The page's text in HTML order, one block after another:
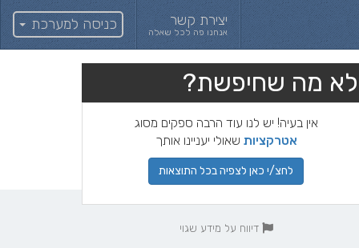
יצירת קשר
אנחנו פה לכל שאלה כניסה למערכת
לא מה שחיפשת?
אין בעיה! יש לנו עוד הרבה ספקים מסוג
אטרקציות שאולי יעניינו אותך
לחצ/י כאן לצפיה בכל התוצאות
דיווח על מידע שגוי